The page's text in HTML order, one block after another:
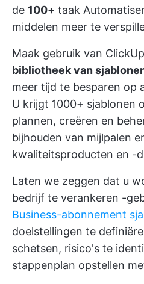
de 100+ taak
middelen meer te
Maak gebruik van
bibliotheek van
meer tijd te besparen op
U krijgt 1000+ sjablonen
plannen, creëren en
bijhouden van mijlpalen
kwaliteitsproducten en -
Laten we zeggen dat u
bedrijf te verankeren -
Business-abonnement
doelstellingen te
schetsen, risico's te
stappenplan opstellen